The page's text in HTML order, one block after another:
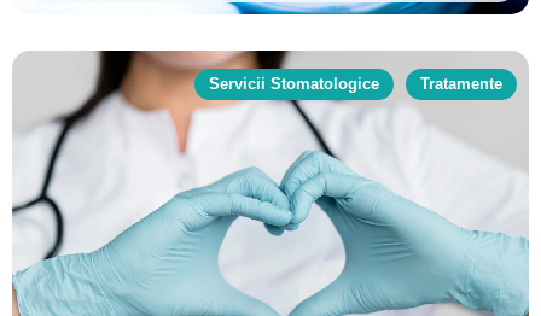
Servicii Stomatologice Tratamente